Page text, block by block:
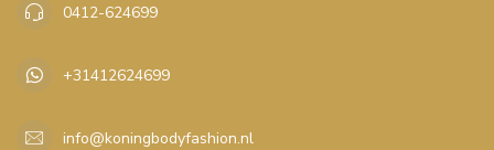
0412-624699
+31412624699
info@koningbodyfashion.nl